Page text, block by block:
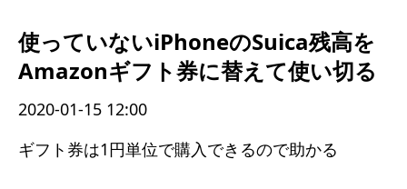
使っていないiPhoneのSuica残高を
Amazonギフト券に替えて使い切る
2020-01-15 12:00
ギフト券は1円単位で購入できるので助かる